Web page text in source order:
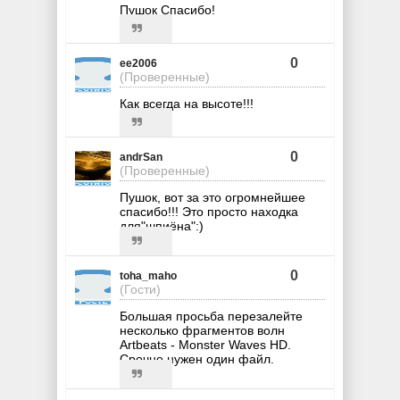
Пушок Спасибо!
ee2006
(Проверенные)
0
Как всегда на высоте!!!
andrSan
(Проверенные)
0
Пушок, вот за это огромнейшее
спасибо!!! Это просто находка
для"шпиёна":)
toha_maho
(Гости)
0
Большая просьба перезалейте
несколько фрагментов волн
Artbeats - Monster Waves HD.
Срочно нужен один файл.